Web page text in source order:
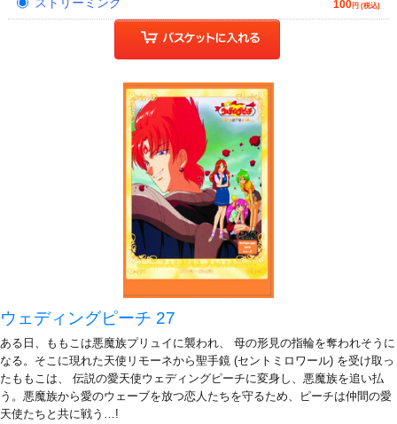
100円 (税込)
ウェディングピーチ 27
ある日、ももこは悪魔族プリュイに襲われ、 母の形見の指輪を奪われそうに
なる。そこに現れた天使リモーネから聖手鏡 (セントミロワール) を受け取っ
たももこは、 伝説の愛天使ウェディングピーチに変身し、悪魔族を追い払
う。悪魔族から愛のウェーブを放つ恋人たちを守るため、ピーチは仲間の愛
天使たちと共に戦う…!